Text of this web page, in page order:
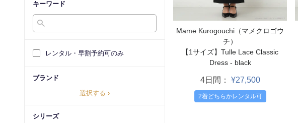
キーワード
レンタル・早割予約可のみ
ブランド
選択する ›
シリーズ
Mame Kurogouchi（マメクロゴウ
チ）
【1サイズ】Tulle Lace Classic
Dress - black
4日間： ¥27,500
2着どちらかレンタル可